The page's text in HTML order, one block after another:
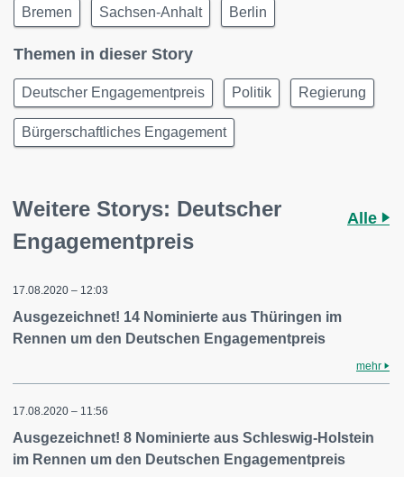
Bremen Sachsen-Anhalt Berlin
Themen in dieser Story
Deutscher Engagementpreis Politik Regierung
Bürgerschaftliches Engagement
Weitere Storys: Deutscher
Engagementpreis
Alle
17.08.2020 – 12:03
Ausgezeichnet! 14 Nominierte aus Thüringen im
Rennen um den Deutschen Engagementpreis
mehr
17.08.2020 – 11:56
Ausgezeichnet! 8 Nominierte aus Schleswig-Holstein
im Rennen um den Deutschen Engagementpreis